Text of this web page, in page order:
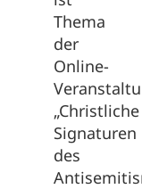
Thema
der
Online-
„Christliche
Signaturen
des